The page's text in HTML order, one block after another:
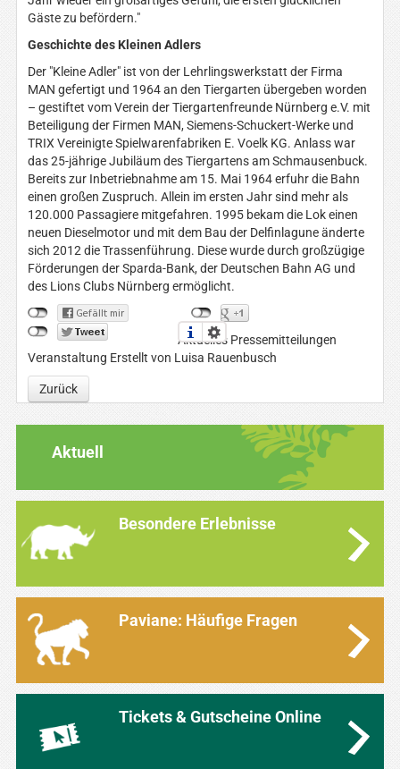
Gäste zu befördern."
Geschichte des Kleinen Adlers
Der "Kleine Adler" ist von der Lehrlingswerkstatt der Firma
MAN gefertigt und 1964 an den Tiergarten übergeben worden
– gestiftet vom Verein der Tiergartenfreunde Nürnberg e.V. mit
Beteiligung der Firmen MAN, Siemens-Schuckert-Werke und
TRIX Vereinigte Spielwarenfabriken E. Voelk KG. Anlass war
das 25-jährige Jubiläum des Tiergartens am Schmausenbuck.
Bereits zur Inbetriebnahme am 15. Mai 1964 erfuhr die Bahn
einen großen Zuspruch. Allein im ersten Jahr sind mehr als
120.000 Passagiere mitgefahren. 1995 bekam die Lok einen
neuen Dieselmotor und mit dem Bau der Delfinlagune änderte
sich 2012 die Trassenführung. Diese wurde durch großzügige
Förderungen der Sparda-Bank, der Deutschen Bahn AG und
des Lions Clubs Nürnberg ermöglicht.
Aktuelles Pressemitteilungen
Veranstaltung Erstellt von Luisa Rauenbusch
Zurück
Aktuell
Besondere Erlebnisse
Paviane: Häufige Fragen
Tickets & Gutscheine Online